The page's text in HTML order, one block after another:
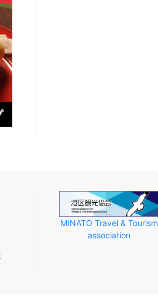
MINATO Travel & Tourism
association